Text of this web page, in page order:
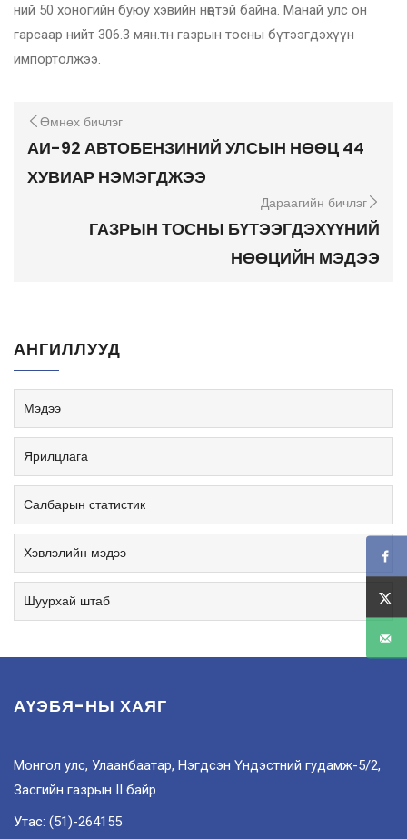
ний 50 хоногийн буюу хэвийн нөөцтэй байна. Манай улс он
гарсаар нийт 306.3 мян.тн газрын тосны бүтээгдэхүүн
импортолжээ.
Өмнөх бичлэг
АИ-92 АВТОБЕНЗИНИЙ УЛСЫН НӨӨЦ 44
ХУВИАР НЭМЭГДЖЭЭ
Дараагийн бичлэг
ГАЗРЫН ТОСНЫ БҮТЭЭГДЭХҮҮНИЙ
НӨӨЦИЙН МЭДЭЭ
АНГИЛЛУУД
Мэдээ
Ярилцлага
Салбарын статистик
Хэвлэлийн мэдээ
Шуурхай штаб
АҮЭБЯ-НЫ ХАЯГ
Монгол улс, Улаанбаатар, Нэгдсэн Үндэстний гудамж-5/2,
Засгийн газрын II байр
Утас: (51)-264155